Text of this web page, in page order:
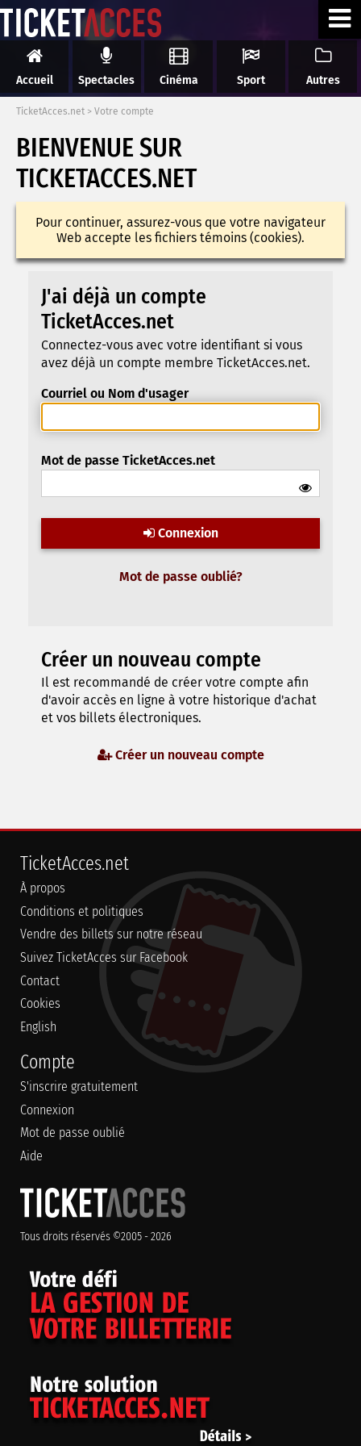
Accueil Spectacles Cinéma Sport Autres
TicketAcces.net > Votre compte
BIENVENUE SUR
TICKETACCES.NET
Pour continuer, assurez-vous que votre navigateur
Web accepte les fichiers témoins (cookies).
J'ai déjà un compte
TicketAcces.net
Connectez-vous avec votre identifiant si vous
avez déjà un compte membre TicketAcces.net.
Courriel ou Nom d'usager
Mot de passe TicketAcces.net
Connexion
Mot de passe oublié?
Créer un nouveau compte
Il est recommandé de créer votre compte afin
d'avoir accès en ligne à votre historique d'achat
et vos billets électroniques.
Créer un nouveau compte
TicketAcces.net
À propos
Conditions et politiques
Vendre des billets sur notre réseau
Suivez TicketAcces sur Facebook
Contact
Cookies
English
Compte
S'inscrire gratuitement
Connexion
Mot de passe oublié
Aide
Tous droits réservés ©2005 - 2026